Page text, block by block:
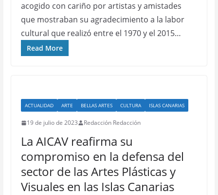
acogido con cariño por artistas y amistades
que mostraban su agradecimiento a la labor
cultural que realizó entre el 1970 y el 2015…
Read More
ACTUALIDAD ARTE BELLAS ARTES CULTURA ISLAS CANARIAS
19 de julio de 2023 Redacción Redacción
La AICAV reafirma su
compromiso en la defensa del
sector de las Artes Plásticas y
Visuales en las Islas Canarias